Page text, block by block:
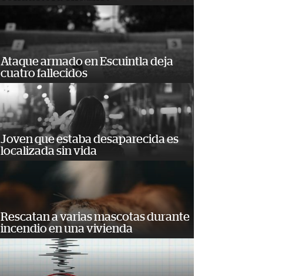
Ataque armado en Escuintla deja
cuatro fallecidos
Joven que estaba desaparecida es
localizada sin vida
Rescatan a varias mascotas durante
incendio en una vivienda